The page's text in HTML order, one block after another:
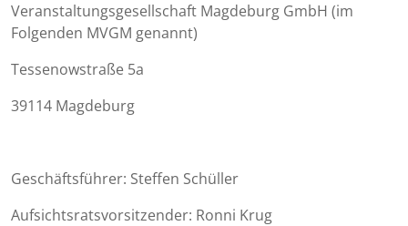
Veranstaltungsgesellschaft Magdeburg GmbH (im
Folgenden MVGM genannt)
Tessenowstraße 5a
39114 Magdeburg
Geschäftsführer: Steffen Schüller
Aufsichtsratsvorsitzender: Ronni Krug